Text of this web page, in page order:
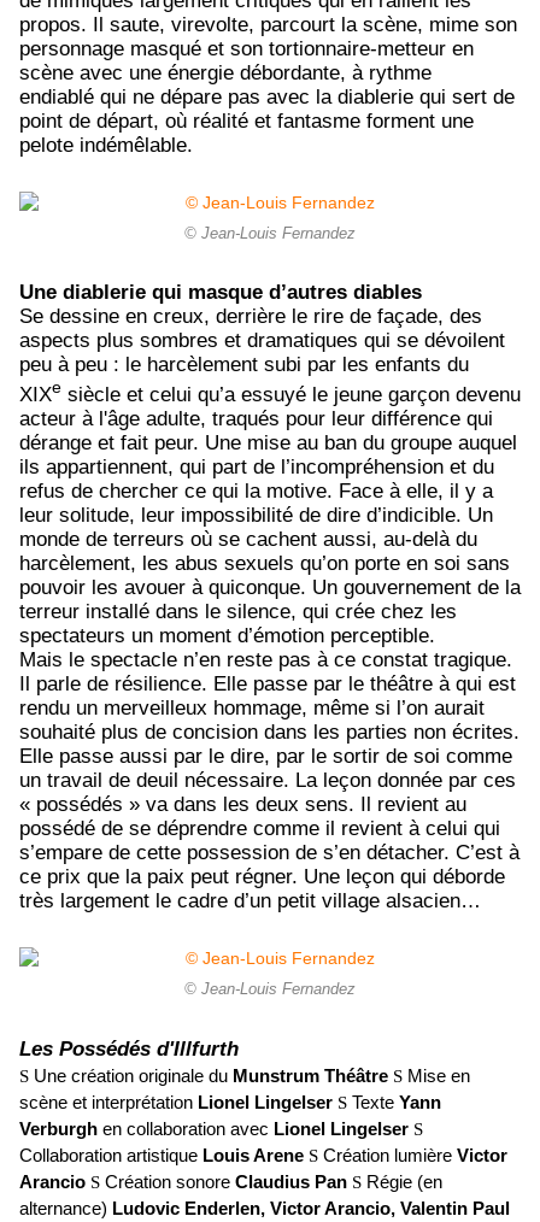
propos. Il saute, virevolte, parcourt la scène, mime son
personnage masqué et son tortionnaire-metteur en
scène avec une énergie débordante, à rythme
endiablé qui ne dépare pas avec la diablerie qui sert de
point de départ, où réalité et fantasme forment une
pelote indémêlable.
© Jean-Louis Fernandez
Une diablerie qui masque d’autres diables
Se dessine en creux, derrière le rire de façade, des
aspects plus sombres et dramatiques qui se dévoilent
peu à peu : le harcèlement subi par les enfants du
XIXe siècle et celui qu’a essuyé le jeune garçon devenu
acteur à l'âge adulte, traqués pour leur différence qui
dérange et fait peur. Une mise au ban du groupe auquel
ils appartiennent, qui part de l’incompréhension et du
refus de chercher ce qui la motive. Face à elle, il y a
leur solitude, leur impossibilité de dire d’indicible. Un
monde de terreurs où se cachent aussi, au-delà du
harcèlement, les abus sexuels qu’on porte en soi sans
pouvoir les avouer à quiconque. Un gouvernement de la
terreur installé dans le silence, qui crée chez les
spectateurs un moment d’émotion perceptible.
Mais le spectacle n’en reste pas à ce constat tragique.
Il parle de résilience. Elle passe par le théâtre à qui est
rendu un merveilleux hommage, même si l’on aurait
souhaité plus de concision dans les parties non écrites.
Elle passe aussi par le dire, par le sortir de soi comme
un travail de deuil nécessaire. La leçon donnée par ces
« possédés » va dans les deux sens. Il revient au
possédé de se déprendre comme il revient à celui qui
s’empare de cette possession de s’en détacher. C’est à
ce prix que la paix peut régner. Une leçon qui déborde
très largement le cadre d’un petit village alsacien…
© Jean-Louis Fernandez
Les Possédés d'Illfurth
S Une création originale du Munstrum Théâtre S Mise en
scène et interprétation Lionel Lingelser S Texte Yann
Verburgh en collaboration avec Lionel Lingelser S
Collaboration artistique Louis Arene S Création lumière Victor
Arancio S Création sonore Claudius Pan S Régie (en
alternance) Ludovic Enderlen, Victor Arancio, Valentin Paul